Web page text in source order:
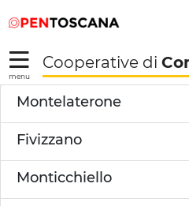
Skip to Main Content
alal
menu
Cooperative di
Dettaglio
Montelaterone
Fivizzano
Monticchiello